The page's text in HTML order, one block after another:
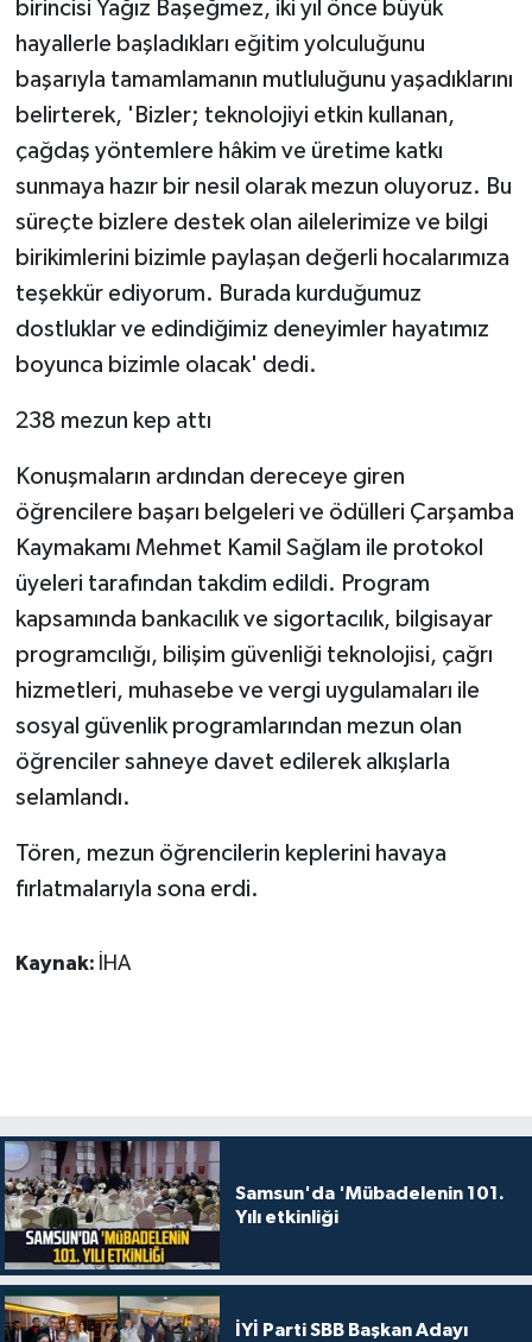
birincisi Yağız Başeğmez, iki yıl önce büyük
hayallerle başladıkları eğitim yolculuğunu
başarıyla tamamlamanın mutluluğunu yaşadıklarını
belirterek, 'Bizler; teknolojiyi etkin kullanan,
çağdaş yöntemlere hâkim ve üretime katkı
sunmaya hazır bir nesil olarak mezun oluyoruz. Bu
süreçte bizlere destek olan ailelerimize ve bilgi
birikimlerini bizimle paylaşan değerli hocalarımıza
teşekkür ediyorum. Burada kurduğumuz
dostluklar ve edindiğimiz deneyimler hayatımız
boyunca bizimle olacak' dedi.
238 mezun kep attı
Konuşmaların ardından dereceye giren
öğrencilere başarı belgeleri ve ödülleri Çarşamba
Kaymakamı Mehmet Kamil Sağlam ile protokol
üyeleri tarafından takdim edildi. Program
kapsamında bankacılık ve sigortacılık, bilgisayar
programcılığı, bilişim güvenliği teknolojisi, çağrı
hizmetleri, muhasebe ve vergi uygulamaları ile
sosyal güvenlik programlarından mezun olan
öğrenciler sahneye davet edilerek alkışlarla
selamlandı.
Tören, mezun öğrencilerin keplerini havaya
fırlatmalarıyla sona erdi.
Kaynak: İHA
Samsun'da 'Mübadelenin 101.
Yılı etkinliği
İYİ Parti SBB Başkan Adayı